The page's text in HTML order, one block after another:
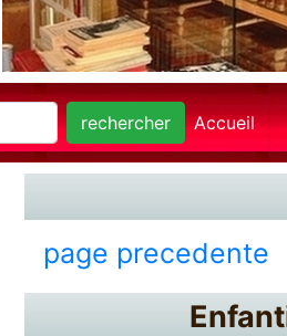
rechercher Accueil
page precedente